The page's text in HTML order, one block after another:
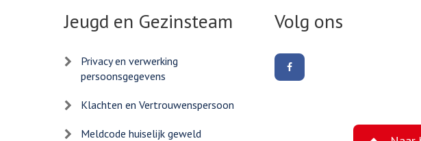
Jeugd en Gezinsteam
Privacy en verwerking
persoonsgegevens
Klachten en Vertrouwenspersoon
Meldcode huiselijk geweld
Volg ons
ons